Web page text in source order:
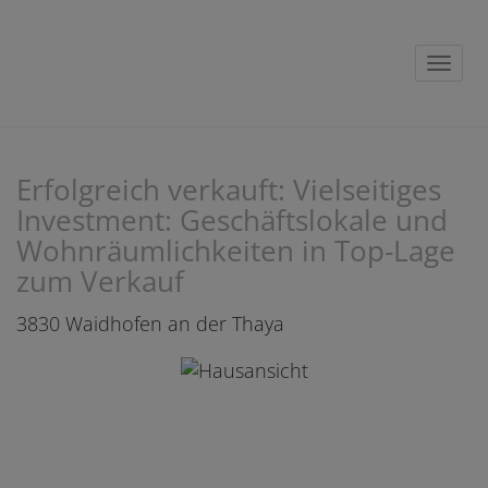
Erfolgreich verkauft: Vielseitiges
Investment: Geschäftslokale und
Wohnräumlichkeiten in Top-Lage
zum Verkauf
3830 Waidhofen an der Thaya